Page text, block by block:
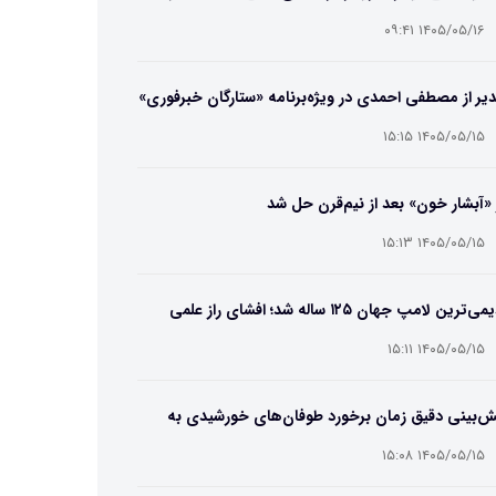
و انتخاب بهترین مدل
۱۴۰۵/۰۵/۱۶ ۰۹:۴۱
از مصطفی احمدی در ویژه‌برنامه «ستارگان خبرفوری»
۱۴۰۵/۰۵/۱۵ ۱۵:۱۵
«آبشار خون» بعد از نیم‌قرن حل شد
۱۴۰۵/۰۵/۱۵ ۱۵:۱۳
قدیمی‌ترین لامپ جهان ۱۲۵ ساله شد؛ افشای راز علمی
لامپ سنتنیال
۱۴۰۵/۰۵/۱۵ ۱۵:۱۱
دقیق زمان برخورد طوفان‌های خورشیدی به
ممکن شد
۱۴۰۵/۰۵/۱۵ ۱۵:۰۸